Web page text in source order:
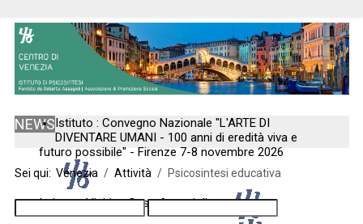
NEWSIstituto : Convegno Nazionale "L'ARTE DI
DIVENTARE UMANI - 100 anni di eredità viva e
futuro possibile" - Firenze 7-8 novembre 2026
Istituto : Visiting Casa Assagioli
Sei qui: Venezia Attività Psicosintesi educativa